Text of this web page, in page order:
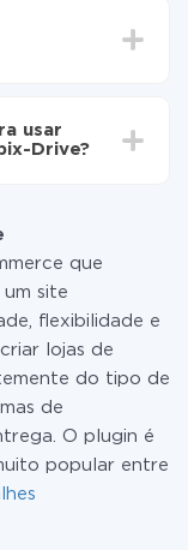
para Gmail
leva de 10 a 15
de
de seus
Mais
usar
Drive?
que
site
flexibilidade e
lojas de
do tipo de
de
O plugin é
popular entre